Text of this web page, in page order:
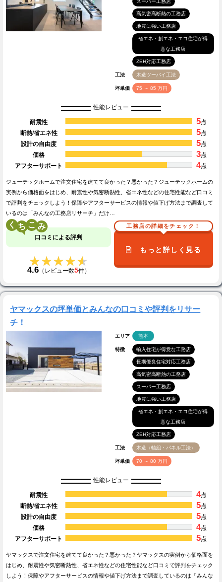
スーパー工務店
高気密高断熱の工務店
地震に強い工務店
省エネ・創エネ・エコ住宅が得
意な工務店
ZEH対応工務店
工法 木造ツーバイ工法
坪単価 75 ～ 85 万円
性能レビュー
耐震性 5点
断熱/省エネ性
5点
設計の自由度
5点
価格
3点
アフターサポート
4点
ジューテックホームで注文住宅を建てて良かった？悪かった？ジューテックホームの
実例から価格面をはじめ、耐震性や気密断熱性、省エネ性などの住宅性能など口コミ
で評判をチェックしよう！保障やアフターサービスの情報や値下げ方法まで調査して
いるのは「みんなの工務店リサーチ」だけ…
く こ
口コミによる評判
★★★★★
★★★★★
4.6（レビュー数5件）
工務店の詳細をチェック！
もっと詳しく見る
ヤマックスの坪単価とみんなの口コミや評判をリサー
チ！
エリア 熊本
特徴 輸入住宅が得意な工務店
長期優良住宅対応工務店
高気密高断熱の工務店
スーパー工務店
地震に強い工務店
省エネ・創エネ・エコ住宅が得
意な工務店
ZEH対応工務店
工法 木造（軸組・パネル工法）
坪単価 70 ～ 80 万円
性能レビュー
耐震性 4点
断熱/省エネ性
5点
設計の自由度
5点
価格
4点
アフターサポート
5点
ヤマックスで注文住宅を建てて良かった？悪かった？ヤマックスの実例から価格面を
はじめ、耐震性や気密断熱性、省エネ性などの住宅性能など口コミで評判をチェック
しよう！保障やアフターサービスの情報や値下げ方法まで調査しているのは「みんな